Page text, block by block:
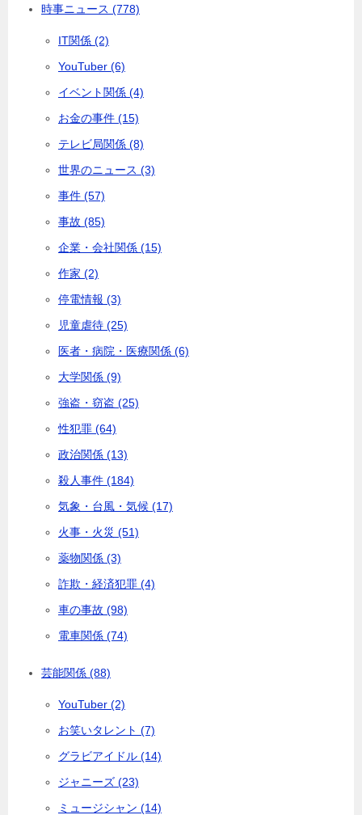
時事ニュース (778)
IT関係 (2)
YouTuber (6)
イベント関係 (4)
お金の事件 (15)
テレビ局関係 (8)
世界のニュース (3)
事件 (57)
事故 (85)
企業・会社関係 (15)
作家 (2)
停電情報 (3)
児童虐待 (25)
医者・病院・医療関係 (6)
大学関係 (9)
強盗・窃盗 (25)
性犯罪 (64)
政治関係 (13)
殺人事件 (184)
気象・台風・気候 (17)
火事・火災 (51)
薬物関係 (3)
詐欺・経済犯罪 (4)
車の事故 (98)
電車関係 (74)
芸能関係 (88)
YouTuber (2)
お笑いタレント (7)
グラビアイドル (14)
ジャニーズ (23)
ミュージシャン (14)